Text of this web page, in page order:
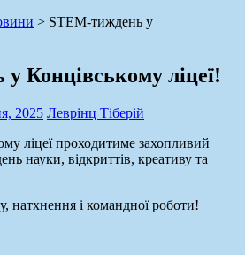
> STEM-тиждень у
Концівському ліцеї!
2025 Леврінц Тіберій
ліцеї проходитиме захопливий
науки, відкриттів, креативу та
натхнення і командної роботи!